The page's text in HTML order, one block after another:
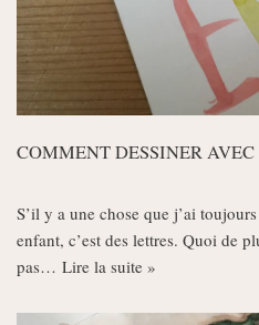
COMMENT DESSINER AVEC
S’il y a une chose que j’ai
enfant, c’est des lettres. Quoi de
pas… Lire la suite »